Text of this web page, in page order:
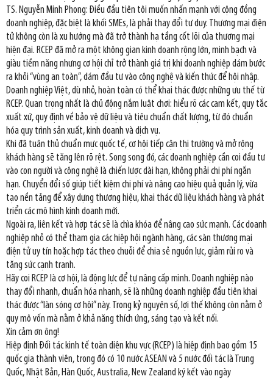
TS. Nguyễn Minh Phong: Điều đầu tiên tôi muốn nhấn mạnh với cộng đồng
doanh nghiệp, đặc biệt là khối SMEs, là phải thay đổi tư duy. Thương mại điện
tử không còn là xu hướng mà đã trở thành hạ tầng cốt lõi của thương mại
hiện đại. RCEP đã mở ra một không gian kinh doanh rộng lớn, minh bạch và
giàu tiềm năng nhưng cơ hội chỉ trở thành giá trị khi doanh nghiệp dám bước
ra khỏi “vùng an toàn”, dám đầu tư vào công nghệ và kiến thức để hội nhập.
Doanh nghiệp Việt, dù nhỏ, hoàn toàn có thể khai thác được những ưu thế từ
RCEP. Quan trọng nhất là chủ động nắm luật chơi: hiểu rõ các cam kết, quy tắc
xuất xứ, quy định về bảo vệ dữ liệu và tiêu chuẩn chất lượng, từ đó chuẩn
hóa quy trình sản xuất, kinh doanh và dịch vụ.
Khi đã tuân thủ chuẩn mực quốc tế, cơ hội tiếp cận thị trường và mở rộng
khách hàng sẽ tăng lên rõ rệt. Song song đó, các doanh nghiệp cần coi đầu tư
vào con người và công nghệ là chiến lược dài hạn, không phải chi phí ngắn
hạn. Chuyển đổi số giúp tiết kiệm chi phí và nâng cao hiệu quả quản lý, vừa
tạo nền tảng để xây dựng thương hiệu, khai thác dữ liệu khách hàng và phát
triển các mô hình kinh doanh mới.
Ngoài ra, liên kết và hợp tác sẽ là chìa khóa để nâng cao sức mạnh. Các doanh
nghiệp nhỏ có thể tham gia các hiệp hội ngành hàng, các sàn thương mại
điện tử uy tín hoặc hợp tác theo chuỗi để chia sẻ nguồn lực, giảm rủi ro và
tăng sức cạnh tranh.
Hãy coi RCEP là cơ hội, là động lực để tự nâng cấp mình. Doanh nghiệp nào
thay đổi nhanh, chuẩn hóa nhanh, sẽ là những doanh nghiệp đầu tiên khai
thác được “làn sóng cơ hội” này. Trong kỷ nguyên số, lợi thế không còn nằm ở
quy mô vốn mà nằm ở khả năng thích ứng, sáng tạo và kết nối.
Xin cảm ơn ông!
Hiệp định Đối tác kinh tế toàn diện khu vực (RCEP) là hiệp định bao gồm 15
quốc gia thành viên, trong đó có 10 nước ASEAN và 5 nước đối tác là Trung
Quốc, Nhật Bản, Hàn Quốc, Australia, New Zealand ký kết vào ngày